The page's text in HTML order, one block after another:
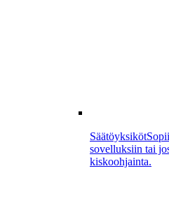
Säätöyksiköt
sovelluksiin tai
kiskoohjainta.